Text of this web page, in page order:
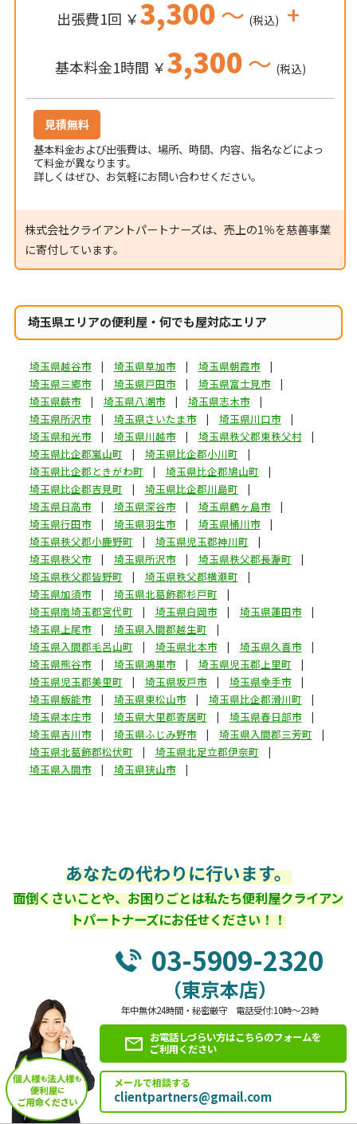
出張費1回 ￥3,300～ (税込) +
基本料金1時間 ￥3,300～ (税込)
見積無料
基本料金および出張費は、場所、時間、内容、指名などによっ
て料金が異なります。
詳しくはぜひ、お気軽にお問い合わせください。
株式会社クライアントパートナーズは、売上の1％を慈善事業
に寄付しています。
埼玉県エリアの便利屋・何でも屋対応エリア
埼玉県越谷市 埼玉県草加市
埼玉県朝霞市
埼玉県三郷市
埼玉県戸田市
埼玉県富士見市
埼玉県蕨市
埼玉県八潮市
埼玉県志木市
埼玉県所沢市
埼玉県さいたま市
埼玉県川口市
埼玉県和光市
埼玉県川越市
埼玉県秩父郡東秩父村
埼玉県比企郡嵐山町
埼玉県比企郡小川町
埼玉県比企郡ときがわ町
埼玉県比企郡鳩山町
埼玉県比企郡吉見町
埼玉県比企郡川島町
埼玉県日高市
埼玉県深谷市
埼玉県鶴ヶ島市
埼玉県行田市
埼玉県羽生市
埼玉県桶川市
埼玉県秩父郡小鹿野町
埼玉県児玉郡神川町
埼玉県秩父市
埼玉県所沢市
埼玉県秩父郡長瀞町
埼玉県秩父郡皆野町
埼玉県秩父郡横瀬町
埼玉県加須市
埼玉県北葛飾郡杉戸町
埼玉県南埼玉郡宮代町
埼玉県白岡市
埼玉県蓮田市
埼玉県上尾市
埼玉県入間郡越生町
埼玉県入間郡毛呂山町
埼玉県北本市
埼玉県久喜市
埼玉県熊谷市
埼玉県鴻巣市
埼玉県児玉郡上里町
埼玉県児玉郡美里町
埼玉県坂戸市
埼玉県幸手市
埼玉県飯能市
埼玉県東松山市
埼玉県比企郡滑川町
埼玉県本庄市
埼玉県大里郡寄居町
埼玉県春日部市
埼玉県吉川市
埼玉県ふじみ野市
埼玉県入間郡三芳町
埼玉県北葛飾郡松伏町
埼玉県北足立郡伊奈町
埼玉県入間市
埼玉県狭山市
あなたの代わりに行います。
面倒くさいことや、お困りごとは私たち便利屋クライアン
トパートナーズにお任せください！！
03-5909-2320
（東京本店）
年中無休24時間・秘密厳守 電話受付:10時～23時
お電話しづらい方はこちらのフォームを
ご利用ください
メールで相談する
clientpartners@gmail.com